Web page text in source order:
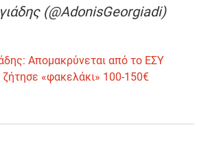
(@AdonisGeorgiadi)
Απομακρύνεται από το ΕΣΥ
«φακελάκι» 100-150€